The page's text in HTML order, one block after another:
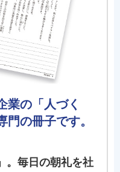
業の「人づく
門の冊子です。
。毎日の朝礼を社